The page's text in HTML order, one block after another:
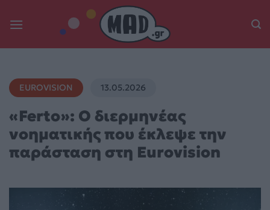
EUROVISION 13.05.2026
«Ferto»: Ο διερμηνέας
νοηματικής που έκλεψε την
παράσταση στη Eurovision